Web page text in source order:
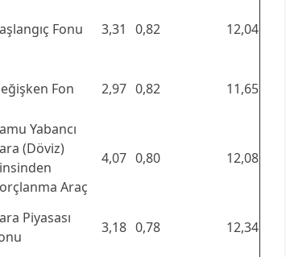
Fonu 3,31 0,82 12,04
Fon 2,97 0,82 11,65
Yabancı
(Döviz)
Araç
4,07 0,80 12,08
Piyasası
3,18 0,78 12,34